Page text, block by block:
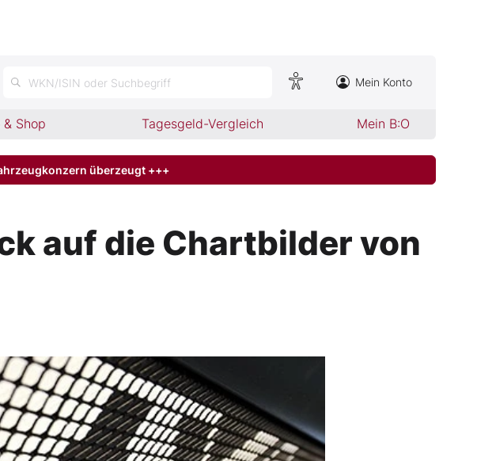
WKN/ISIN oder Suchbegriff Mein Konto
Shop Tagesgeld-Vergleich Mein B:O
überzeugt +++
auf die Chartbilder von